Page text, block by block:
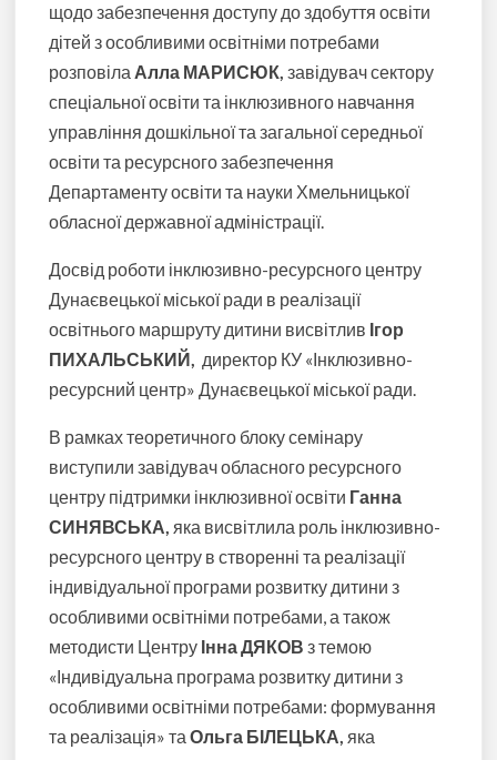
щодо забезпечення доступу до здобуття освіти
дітей з особливими освітніми потребами
розповіла Алла МАРИСЮК, завідувач сектору
спеціальної освіти та інклюзивного навчання
управління дошкільної та загальної середньої
освіти та ресурсного забезпечення
Департаменту освіти та науки Хмельницької
обласної державної адміністрації.
Досвід роботи інклюзивно-ресурсного центру
Дунаєвецької міської ради в реалізації
освітнього маршруту дитини висвітлив Ігор
ПИХАЛЬСЬКИЙ, директор КУ «Інклюзивно-
ресурсний центр» Дунаєвецької міської ради.
В рамках теоретичного блоку семінару
виступили завідувач обласного ресурсного
центру підтримки інклюзивної освіти Ганна
СИНЯВСЬКА, яка висвітлила роль інклюзивно-
ресурсного центру в створенні та реалізації
індивідуальної програми розвитку дитини з
особливими освітніми потребами, а також
методисти Центру Інна ДЯКОВ з темою
«Індивідуальна програма розвитку дитини з
особливими освітніми потребами: формування
та реалізація» таОльга БІЛЕЦЬКА, яка